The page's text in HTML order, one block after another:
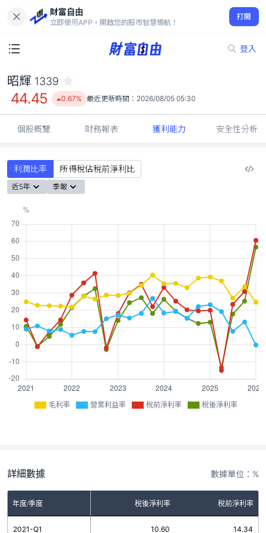
財富自由
立即使用APP，開啟您的股市智慧導航！
打開
登入
44.45
0.67%
昭輝 1339
44.45 0.67% 最近更新時間： 2026/08/05 05:30
個股概覽 財務報表 獲利能力 安全性分析
利潤比率 所得稅佔稅前淨利比
近5年 季報
毛利率 營業利益率 稅前淨利率 稅後淨利率
詳細數據 數據單位：%
年度/季度 稅後淨利率 稅前淨利率
2021-Q1 10.60 14.34